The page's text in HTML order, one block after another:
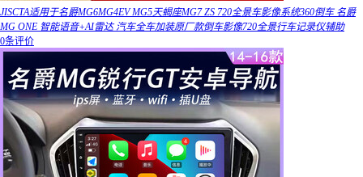
JISCTA适用于名爵MG6MG4EV MG5天蝎座MG7 ZS 720全景车影像系统360倒车 名爵
MG ONE 智能语音+AI雷达 汽车全车加装原厂款倒车影像720全景行车记录仪辅助
0条评价